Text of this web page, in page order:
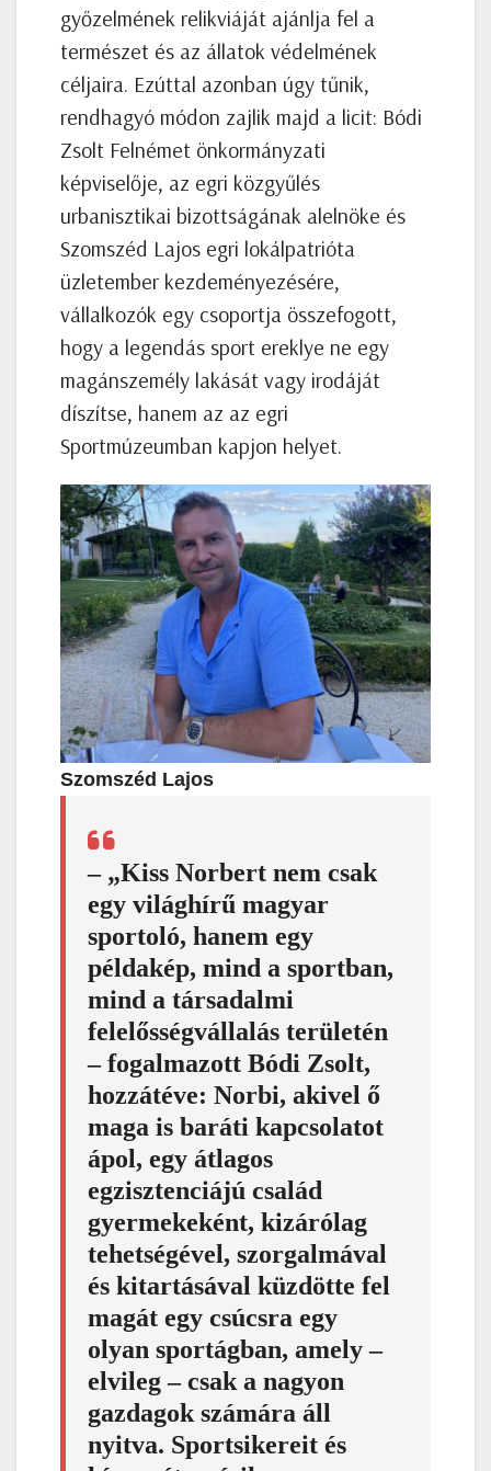
győzelmének relikviáját ajánlja fel a
természet és az állatok védelmének
céljaira. Ezúttal azonban úgy tűnik,
rendhagyó módon zajlik majd a licit: Bódi
Zsolt Felnémet önkormányzati
képviselője, az egri közgyűlés
urbanisztikai bizottságának alelnöke és
Szomszéd Lajos egri lokálpatrióta
üzletember kezdeményezésére,
vállalkozók egy csoportja összefogott,
hogy a legendás sport ereklye ne egy
magánszemély lakását vagy irodáját
díszítse, hanem az az egri
Sportmúzeumban kapjon helyet.
Szomszéd Lajos
– „Kiss Norbert nem csak
egy világhírű magyar
sportoló, hanem egy
példakép, mind a sportban,
mind a társadalmi
felelősségvállalás területén
– fogalmazott Bódi Zsolt,
hozzátéve: Norbi, akivel ő
maga is baráti kapcsolatot
ápol, egy átlagos
egzisztenciájú család
gyermekeként, kizárólag
tehetségével, szorgalmával
és kitartásával küzdötte fel
magát egy csúcsra egy
olyan sportágban, amely –
elvileg – csak a nagyon
gazdagok számára áll
nyitva. Sportsikereit és